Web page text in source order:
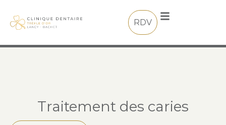
RDV
Traitement des caries